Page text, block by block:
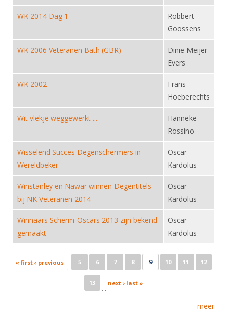
NK organiseren
WK 2014 Dag 1
Robbert
Goossens
WK 2006 Veteranen Bath (GBR)
Dinie Meijer-
Evers
WK 2002
Frans
Hoeberechts
Wit vlekje weggewerkt ....
Hanneke
Rossino
Wisselend Succes Degenschermers in
Wereldbeker
Oscar
Kardolus
Winstanley en Nawar winnen Degentitels
bij NK Veteranen 2014
Oscar
Kardolus
Winnaars Scherm-Oscars 2013 zijn bekend
gemaakt
Oscar
Kardolus
Pages
« first ‹ previous
…
5 6 7 8 9 10 11 12
13
…
next › last »
meer